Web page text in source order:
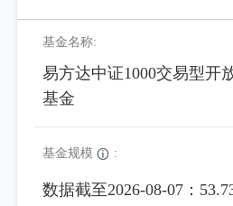
基金名称:
易方达中证1000交易型开
基金
基金规模 :
数据截至2026-08-07：